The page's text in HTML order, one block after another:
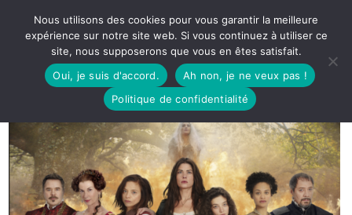
Nous utilisons des cookies pour vous garantir la meilleure
expérience sur notre site web. Si vous continuez à utiliser ce
site, nous supposerons que vous en êtes satisfait.
Oui, je suis d'accord.
Ah non, je ne veux pas !
Politique de confidentialité